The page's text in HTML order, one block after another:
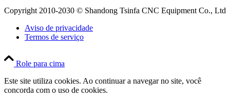
Copyright 2010-2030 © Shandong Tsinfa CNC Equipment Co., Ltd
Aviso de privacidade
Termos de serviço
Role para cima
Este site utiliza cookies. Ao continuar a navegar no site, você
concorda com o uso de cookies.